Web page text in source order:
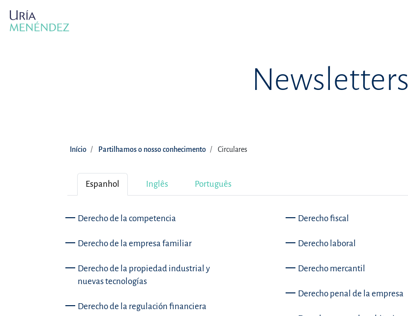
Newsletters
Início Partilhamos o nosso conhecimento Circulares
Espanhol Inglês Português
Derecho de la competencia
Derecho de la empresa familiar
Derecho de la propiedad industrial y
nuevas tecnologías
Derecho de la regulación financiera
Derecho fiscal
Derecho laboral
Derecho mercantil
Derecho penal de la empresa